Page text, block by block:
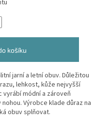
košíku
jarní a letní obuv. Důležitou
lehkost, kůže nejvyšší
módní a zároveň
Výrobce klade důraz na
obuv splňovat.